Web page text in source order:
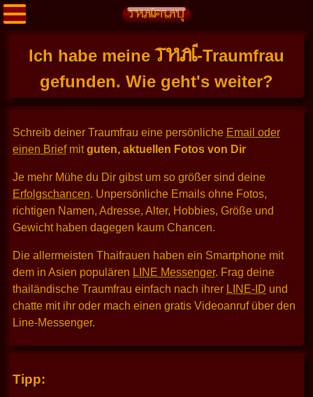
Ich habe meineTHAI-Traumfrau
gefunden. Wie geht's weiter?
Schreib deiner Traumfrau eine persönliche Email oder
einen Briefmitguten, aktuellen Fotos von Dir
Je mehr Mühe du Dir gibst um so größer sind deine
Erfolgschancen. Unpersönliche Emails ohne Fotos,
richtigen Namen, Adresse, Alter, Hobbies, Größe und
Gewicht haben dagegen kaum Chancen.
Die allermeisten Thaifrauen haben ein Smartphone mit
dem in Asien populären LINE Messenger. Frag deine
thailändische Traumfrau einfach nach ihrer LINE-ID und
chatte mit ihr oder mach einen gratis Videoanruf über den
Line-Messenger.
Tipp: